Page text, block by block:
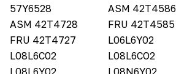
57Y6528
ASM 42T4586
ASM 42T4728
FRU 42T4585
FRU 42T4727
L06L6Y02
L08L6C02
L08L6CO2